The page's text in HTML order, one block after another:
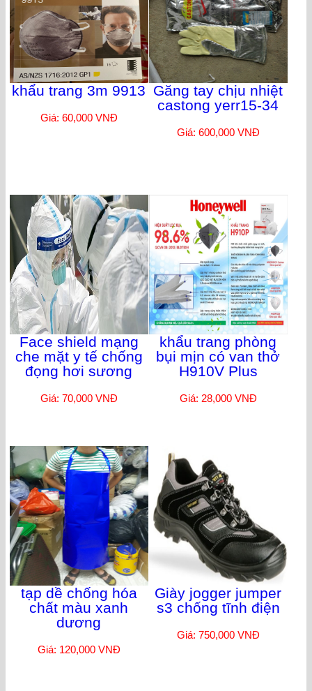
khẩu trang 3m 9913
Giá: 60,000 VNĐ
Găng tay chịu nhiệt
castong yerr15-34
Giá: 600,000 VNĐ
Face shield mạng
che mặt y tế chống
đọng hơi sương
Giá: 70,000 VNĐ
khẩu trang phòng
bụi mịn có van thở
H910V Plus
Giá: 28,000 VNĐ
tạp dề chống hóa
chất màu xanh
dương
Giá: 120,000 VNĐ
Giày jogger jumper
s3 chống tĩnh điện
Giá: 750,000 VNĐ